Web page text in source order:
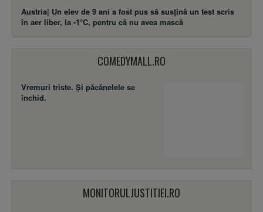
Austria| Un elev de 9 ani a fost pus să susţină un test scris
în aer liber, la -1°C, pentru că nu avea mască
COMEDYMALL.RO
Vremuri triste. Şi păcănelele se
închid.
MONITORULJUSTITIEI.RO